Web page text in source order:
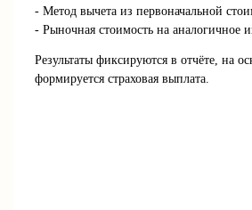
- Метод вычета из первоначальной
- Рыночная стоимость на аналогичное
Результаты фиксируются в отчёте, на
формируется страховая выплата.